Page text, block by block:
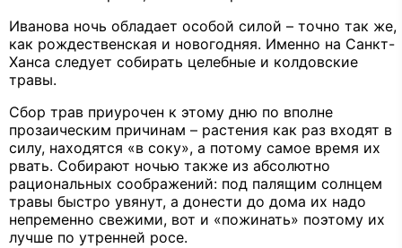
Иванова ночь обладает особой силой – точно так же,
как рождественская и новогодняя. Именно на Санкт-
Ханса следует собирать целебные и колдовские
травы.
Сбор трав приурочен к этому дню по вполне
прозаическим причинам – растения как раз входят в
силу, находятся «в соку», а потому самое время их
рвать. Собирают ночью также из абсолютно
рациональных соображений: под палящим солнцем
травы быстро увянут, а донести до дома их надо
непременно свежими, вот и «пожинать» поэтому их
лучше по утренней росе.